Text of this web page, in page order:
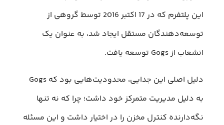
این پلتفرم که در 17 اکتبر 2016 توسط گروهی از
توسعه‌دهندگان مستقل ایجاد شد، به عنوان یک
انشعاب از Gogs توسعه یافت.
دلیل اصلی این جدایی، محدودیت‌هایی بود که Gogs
به دلیل مدیریت متمرکز خود داشت؛ چرا که نه تنها
نگه‌دارنده کنترل مخزن را در اختیار داشت و این مسئله